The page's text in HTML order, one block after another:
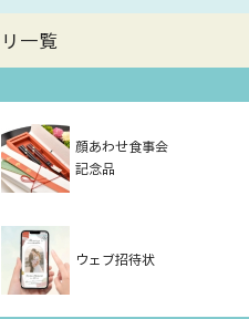
一覧
顔あわせ食事会
記念品
ウェブ招待状